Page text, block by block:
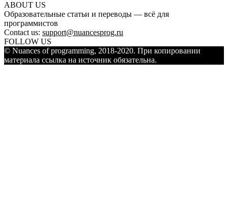
ABOUT US
Образовательные статьи и переводы — всё для
программистов
Contact us: support@nuancesprog.ru
FOLLOW US
© Nuances of programming, 2018-2020. При копировании
материала ссылка на источник обязательна.